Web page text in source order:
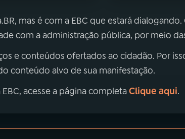
mas é com a EBC que estará dialogando.
com a administração pública, por meio
e conteúdos ofertados ao cidadão. Por
conteúdo alvo de sua manifestação.
acesse a página completaClique aqui.